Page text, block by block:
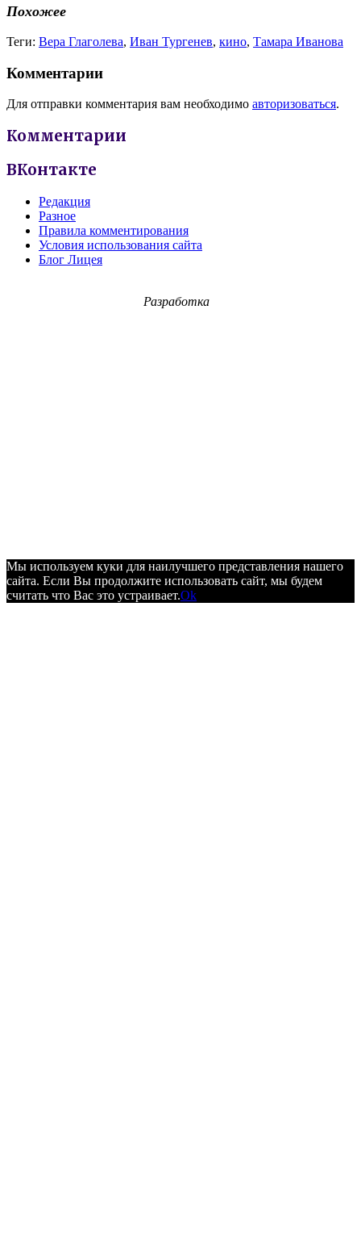
Похожее
Теги: Вера Глаголева, Иван Тургенев, кино, Тамара Иванова
Комментарии
Для отправки комментария вам необходимо авторизоваться.
Комментарии
ВКонтакте
Редакция
Разное
Правила комментирования
Условия использования сайта
Блог Лицея
Разработка
Мы используем куки для наилучшего представления нашего
сайта. Если Вы продолжите использовать сайт, мы будем
считать что Вас это устраивает.Ok